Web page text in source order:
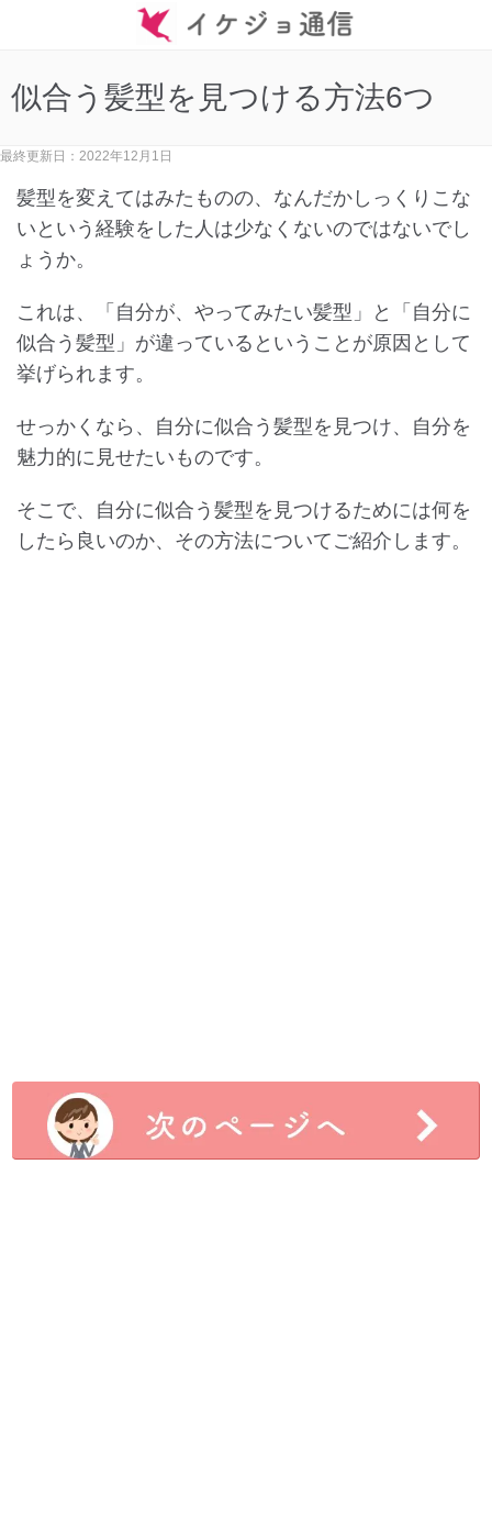
似合う髪型を見つける方法6つ
最終更新日：2022年12月1日
髪型を変えてはみたものの、なんだかしっくりこな
いという経験をした人は少なくないのではないでし
ょうか。
これは、「自分が、やってみたい髪型」と「自分に
似合う髪型」が違っているということが原因として
挙げられます。
せっかくなら、自分に似合う髪型を見つけ、自分を
魅力的に見せたいものです。
そこで、自分に似合う髪型を見つけるためには何を
したら良いのか、その方法についてご紹介します。